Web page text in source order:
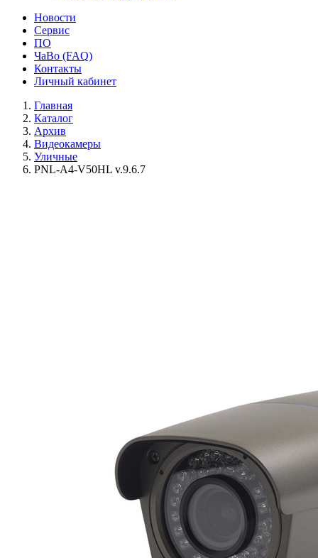
Новости
Сервис
ПО
ЧаВо (FAQ)
Контакты
Личный кабинет
Главная
Каталог
Архив
Видеокамеры
Уличные
PNL-A4-V50HL v.9.6.7